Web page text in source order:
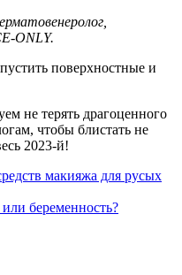
ONLY.
поверхностные и
не терять драгоценного
чтобы блистать не
2023-й!
макияжа для русых
беременность?